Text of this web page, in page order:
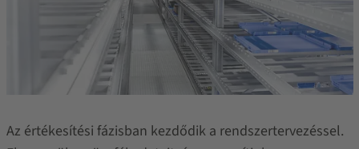
Az értékesítési fázisban kezdődik a rendszertervezéssel.